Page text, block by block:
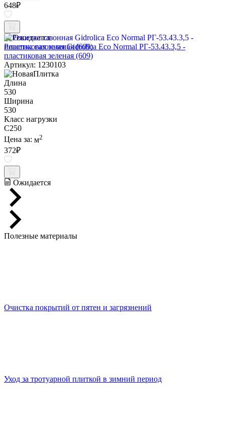
648₽
Ожидается
Решетка газонная Gidrolica Eco Normal РГ-53.43.3,5 -
пластиковая зеленая (609)
Артикул: 1230103
Длина
530
Ширина
530
Класс нагрузки
C250
Цена за: м2
372₽
Ожидается
Полезные материалы
Очистка покрытий от пятен и загрязнений
Уход за тротуарной плиткой в зимний период